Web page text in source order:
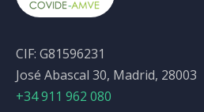
CIF: G81596231
José Abascal 30, Madrid, 28003
+34 911 962 080